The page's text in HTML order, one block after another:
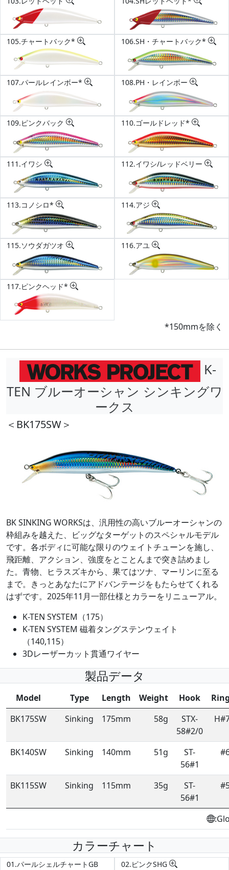
105.チャートバック* 106.SH・チャートバック*
107.パールレインボー* 108.PH・レインボー
109.ピンクバック 110.ゴールドレッド*
111.イワシ 112.イワシ/レッドベリー
113.コノシロ* 114.アジ
115.ソウダガツオ 116.アユ
117.ピンクヘッド*
*150mmを除く
K-
TEN ブルーオーシャン シンキングワ
ークス
＜BK175SW＞
BK SINKING WORKSは、汎用性の高いブルーオーシャンの
枠組みを越えた、ビッグなターゲットのスペシャルモデル
です。各ボディに可能な限りのウェイトチューンを施し、
飛距離、アクション、強度をとことんまで突き詰めまし
た。青物、ヒラスズキから、果てはツナ、マーリンに至る
まで。きっとあなたにアドバンテージをもたらせてくれる
はずです。2025年11月一部仕様とカラーをリニューアル。
K-TEN SYSTEM（175）
K-TEN SYSTEM 磁着タングステンウェイト
（140,115）
3Dレーザーカット貫通ワイヤー
製品データ
Model Type Length Weight Hook
BK175SW
Sinking 175mm 58g
STX-
58#2/0
BK140SW Sinking 140mm 51g
ST-
56#1
BK115SW Sinking 115mm 35g
ST-
56#1
カラーチャート
01.パールシェルチャートGB 02.ピンクSHG